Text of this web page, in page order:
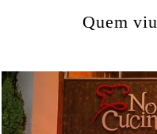
Quem